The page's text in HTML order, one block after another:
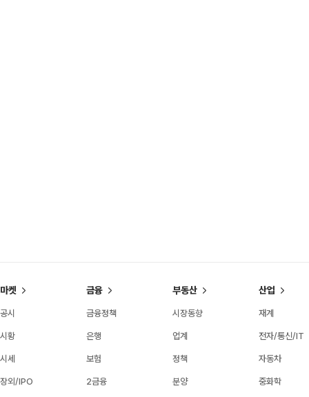
마켓
공시
시황
시세
장외/IPO
금융
금융정책
은행
보험
2금융
부동산
시장동향
업계
정책
분양
산업
재계
전자/통신/IT
자동차
중화학